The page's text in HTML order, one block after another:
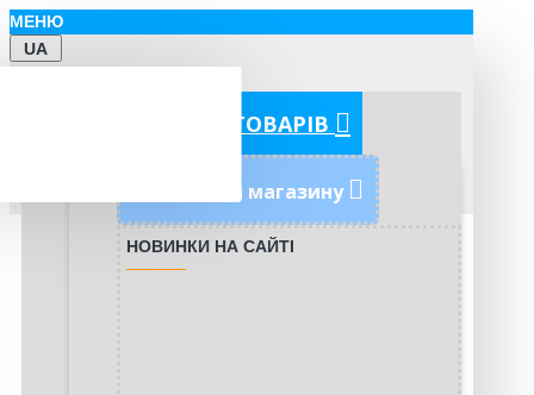
МЕНЮ
UA
КАТЕГОРІЇ ТОВАРІВ
Новинки магазину
НОВИНКИ НА САЙТІ